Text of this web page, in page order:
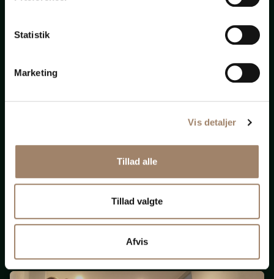
Statistik
Marketing
Vis detaljer
Tillad alle
Tillad valgte
Afvis
bistand
til
Nye krav om ligeløn
og
løngennemsigtighed
(Opdateret 131125)